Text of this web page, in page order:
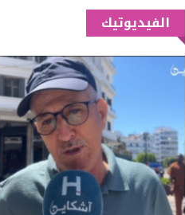
الفيديوتيك